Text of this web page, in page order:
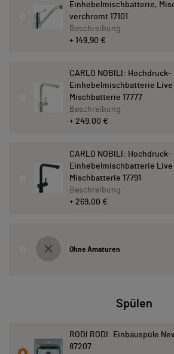
Einhebelmischbatterie,
verchromt 17101
+ 149,90 €
Beschreibung
CARLO NOBILI: Hochdruck-
Einhebelmischbatterie
Mischbatterie 17777
+ 249,00 €
Beschreibung
CARLO NOBILI: Hochdruck-
Einhebelmischbatterie
Mischbatterie 17791
+ 269,00 €
Beschreibung
Ohne Amaturen
Spülen
RODI RODI: Einbauspüle
87207